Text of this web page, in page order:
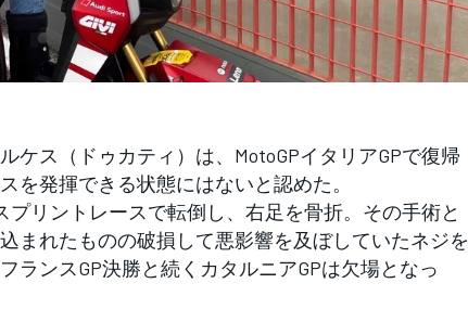
ス（ドゥカティ）は、MotoGPイタリアGPで復帰
を発揮できる状態にはないと認めた。
リントレースで転倒し、右足を骨折。その手術と
まれたものの破損して悪影響を及ぼしていたネジを
ランスGP決勝と続くカタルニアGPは欠場となっ